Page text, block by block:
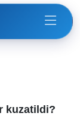
kuzatildi?